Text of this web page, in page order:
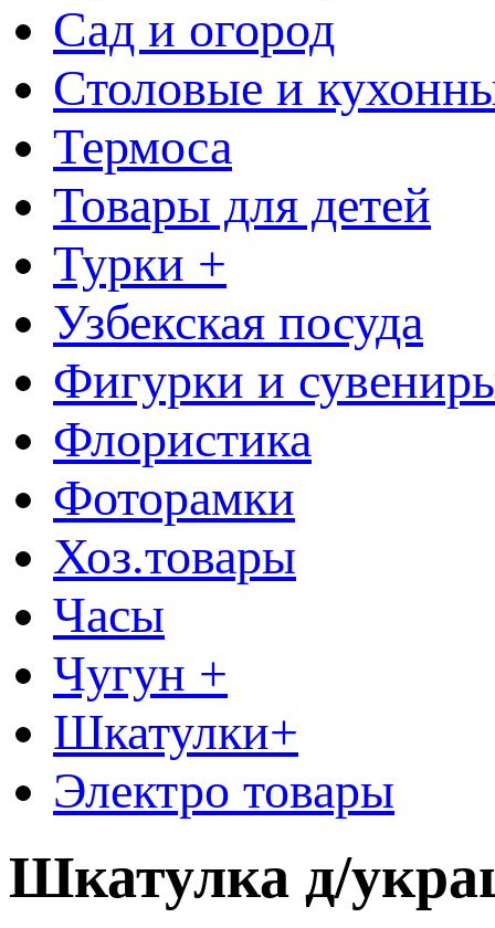
Сад и огород
Столовые и
Термоса
Товары для детей
Турки +
Узбекская посуда
Фигурки и
Флористика
Фоторамки
Хоз.товары
Часы
Чугун +
Шкатулки+
Электро товары
Шкатулка д/